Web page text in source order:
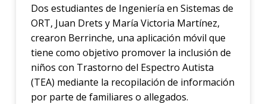
Dos estudiantes de Ingeniería en Sistemas de
ORT, Juan Drets y María Victoria Martínez,
crearon Berrinche, una aplicación móvil que
tiene como objetivo promover la inclusión de
niños con Trastorno del Espectro Autista
(TEA) mediante la recopilación de información
por parte de familiares o allegados.